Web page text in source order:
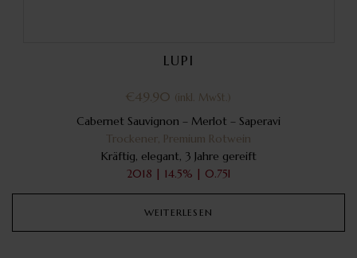
LUPI
€49.90 (inkl. MwSt.)
Cabernet Sauvignon – Merlot – Saperavi
Trockener, Premium Rotwein
Kräftig, elegant, 3 Jahre gereift
2018 | 14.5% | 0.75l
WEITERLESEN